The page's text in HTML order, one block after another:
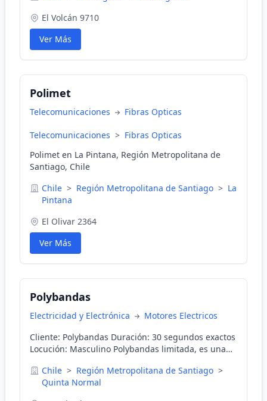
El Volcán 9710
Ver Más
Polimet
Telecomunicaciones Fibras Opticas
Telecomunicaciones > Fibras Opticas
Polimet en La Pintana, Región Metropolitana de
Santiago, Chile
Chile > Región Metropolitana de Santiago > La
Pintana
El Olivar 2364
Ver Más
Polybandas
Electricidad y Electrónica
Motores Electricos
Cliente: Polybandas Duración: 30 segundos exactos
Locución: Masculino Polybandas limitada, es una
unidades motrices y accesorios para equipos
transportadores. Confomada por un equipo de
Chile > Región Metropolitana de Santiago >
Quinta Normal